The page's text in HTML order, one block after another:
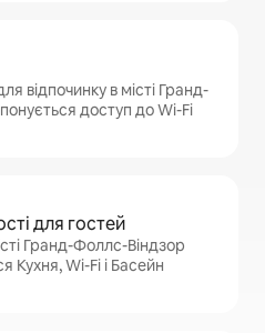
відпочинку в місті Гранд-
доступ до Wi-Fi
для гостей
Гранд-Фоллс-Віндзор
Кухня, Wi-Fi і Басейн